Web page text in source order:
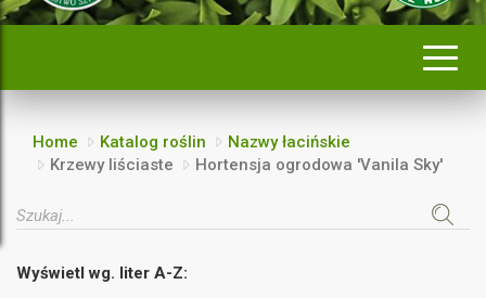
Home Katalog roślin
Nazwy łacińskie
Krzewy liściaste
Hortensja ogrodowa 'Vanila Sky'
Wyświetl wg. liter A-Z: